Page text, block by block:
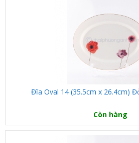
Đĩa Oval 14 (35.5cm x 26.4cm)
Còn hàng